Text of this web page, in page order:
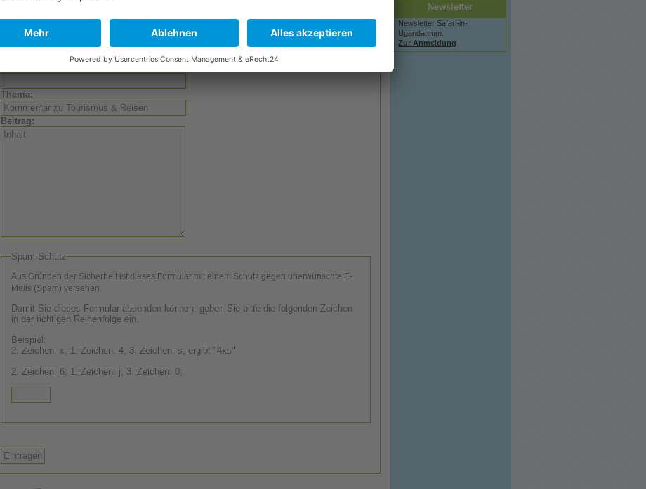
Newsletter
Newsletter Safari-in-
Uganda.com.
Zur Anmeldung
Kommentar zu Tourismus & Reisen?
Kommentar schreiben:
Thema:
Beitrag:
Spam-Schutz
Aus Gründen der Sicherheit ist dieses Formular mit einem Schutz gegen unerwünschte E-
Mails (Spam) versehen.
Damit Sie dieses Formular absenden können, geben Sie bitte die folgenden Zeichen
in der richtigen Reihenfolge ein.
Beispiel:
2. Zeichen: x; 1. Zeichen: 4; 3. Zeichen: s; ergibt "4xs"
2. Zeichen: 6; 1. Zeichen: j; 3. Zeichen: 0;